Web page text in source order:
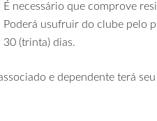
É necessário que comprove
Poderá usufruir do clube pelo
30 (trinta) dias.
e dependente terá